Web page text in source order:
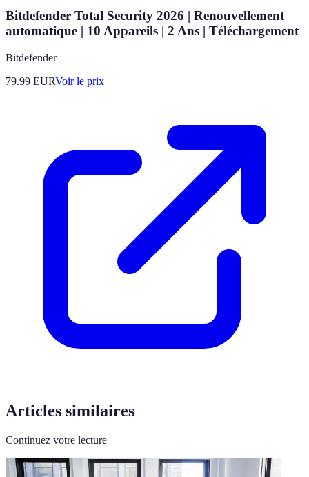
Bitdefender Total Security 2026 | Renouvellement
automatique | 10 Appareils | 2 Ans | Téléchargement
Bitdefender
79.99 EURVoir le prix
Articles similaires
Continuez votre lecture